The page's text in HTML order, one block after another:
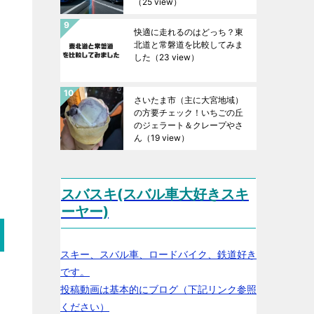
快適に走れるのはどっち？東
北道と常磐道を比較してみま
した （23 view）
さいたま市（主に大宮地域）
の方要チェック！いちごの丘
のジェラート＆クレープやさ
ん （19 view）
スバスキ(スバル車大好きスキ
ーヤー)
スキー、スバル車、ロードバイク、鉄道好き
です。
投稿動画は基本的にブログ（下記リンク参照
ください）